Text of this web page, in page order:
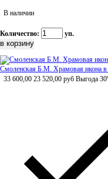
В наличии
Количество: уп.
Смоленская Б.М. Храмовая икона
33 600,00 23 520,00 руб Выгода